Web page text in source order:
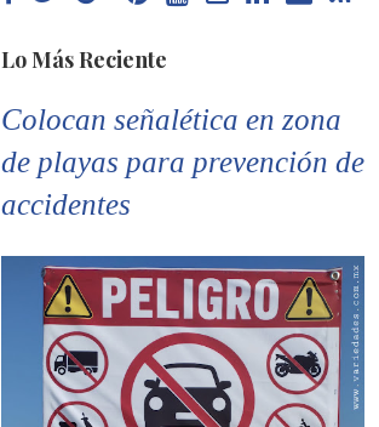
Lo Más Reciente
Colocan señalética en zona
de playas para prevención de
accidentes